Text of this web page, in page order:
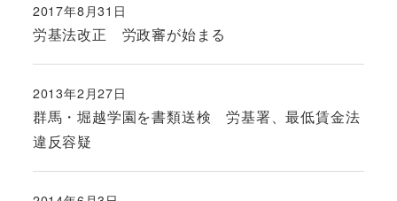
労基法改正 労政審が始まる
投稿日
2017年8月31日
群馬・堀越学園を書類送検 労基署、最低賃金法
違反容疑
投稿日
2013年2月27日